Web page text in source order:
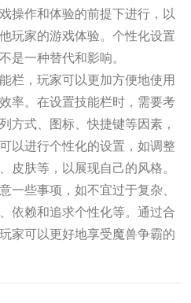
操作和体验的前提下进行，以
玩家的游戏体验。个性化设置
是一种替代和影响。
栏，玩家可以更加方便地使用
率。在设置技能栏时，需要考
方式、图标、快捷键等因素，
以进行个性化的设置，如调整
皮肤等，以展现自己的风格。
一些事项，如不宜过于复杂、
依赖和追求个性化等。通过合
家可以更好地享受魔兽争霸的